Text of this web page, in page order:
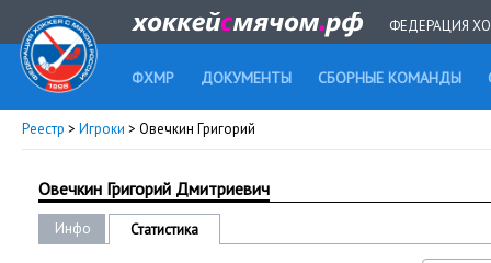
ФЕДЕРАЦИЯ
ФХМР ДОКУМЕНТЫ СБОРНЫЕ КОМАНДЫ
Реестр > Игроки > Овечкин Григорий
Овечкин Григорий Дмитриевич
Инфо Статистика